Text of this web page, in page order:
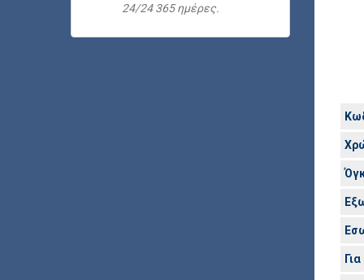
24/24 365 ημέρες.